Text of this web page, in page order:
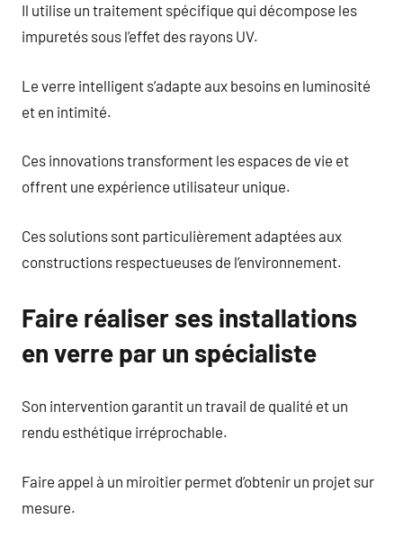
Il utilise un traitement spécifique qui décompose les
impuretés sous l’effet des rayons UV.
Le verre intelligent s’adapte aux besoins en luminosité
et en intimité.
Ces innovations transforment les espaces de vie et
offrent une expérience utilisateur unique.
Ces solutions sont particulièrement adaptées aux
constructions respectueuses de l’environnement.
Faire réaliser ses installations
en verre par un spécialiste
Son intervention garantit un travail de qualité et un
rendu esthétique irréprochable.
Faire appel à un miroitier permet d’obtenir un projet sur
mesure.